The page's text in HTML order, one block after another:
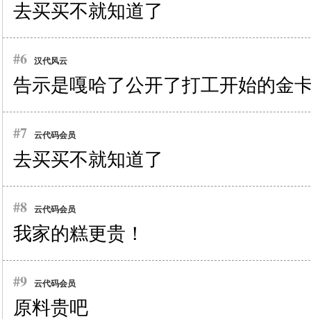
去买买不就知道了
#6 汉代风云
告示是嘎哈了公开了打工开始的金
#7 云代码会员
去买买不就知道了
#8 云代码会员
我家的糕更贵！
#9 云代码会员
原料贵吧